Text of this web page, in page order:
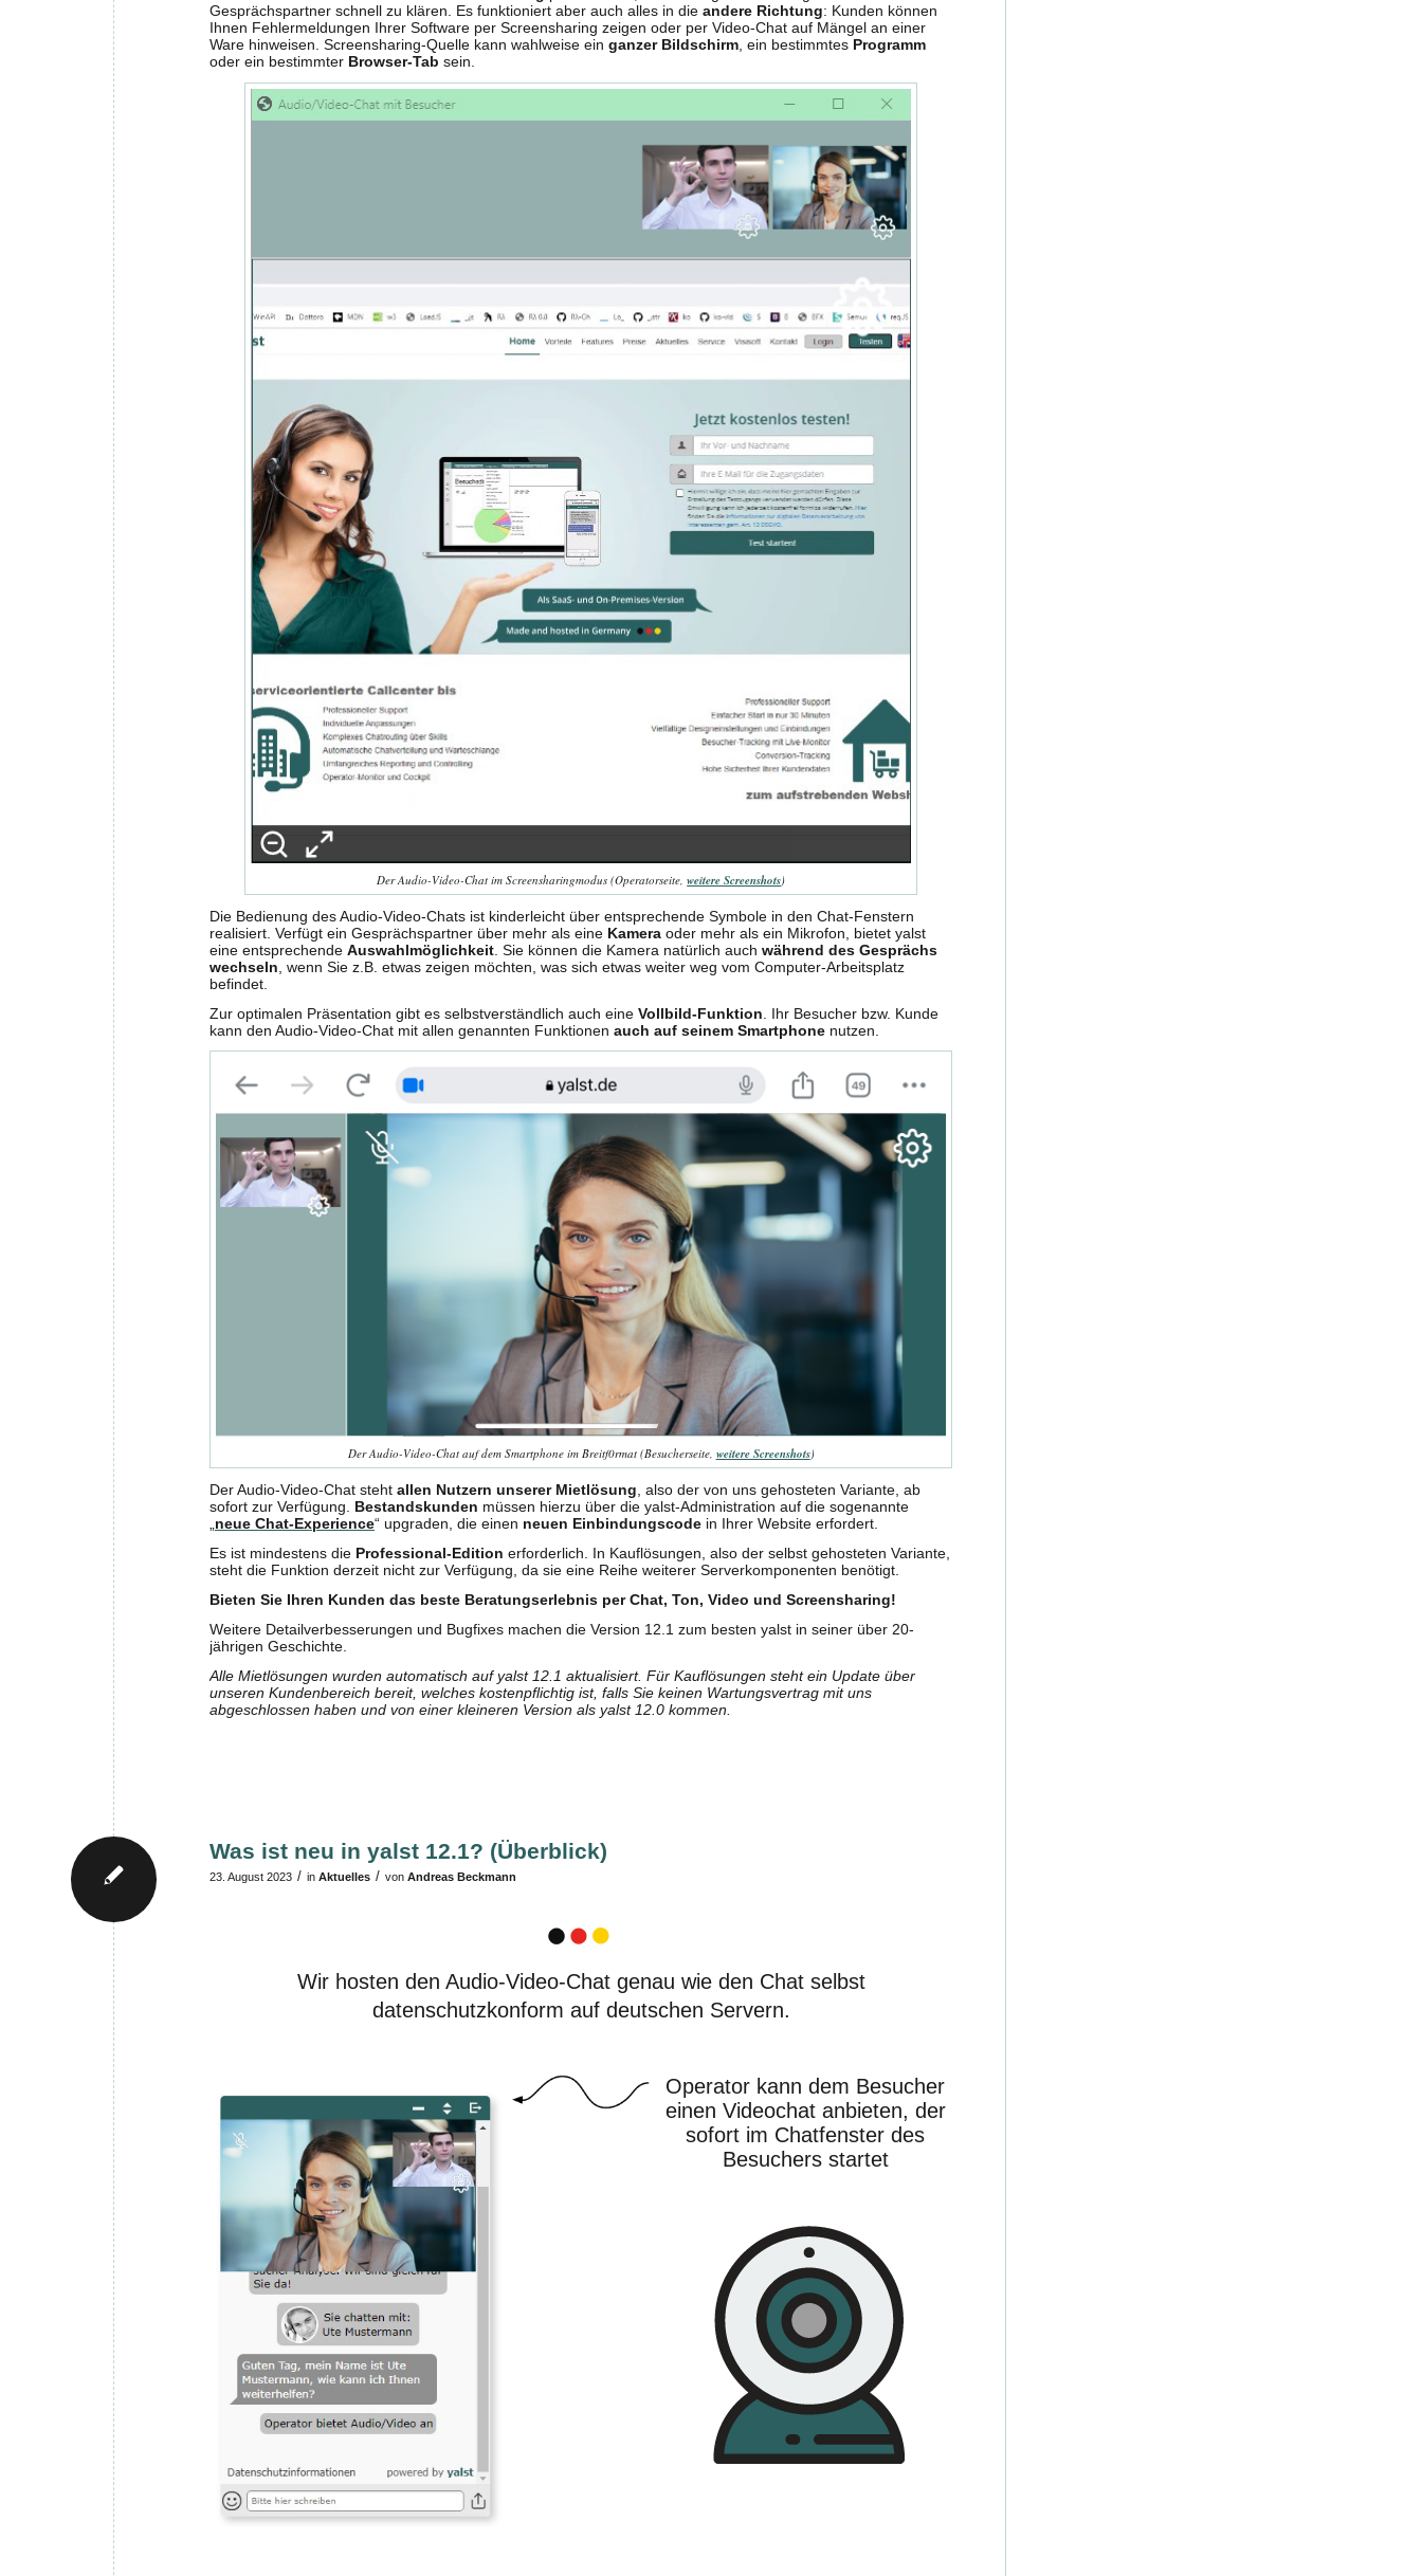
Gesprächspartner schnell zu klären. Es funktioniert aber auch alles in die andere Richtung: Kunden können
Ihnen Fehlermeldungen Ihrer Software per Screensharing zeigen oder per Video-Chat auf Mängel an einer
Ware hinweisen. Screensharing-Quelle kann wahlweise ein ganzer Bildschirm, ein bestimmtes Programm
oder ein bestimmter Browser-Tab sein.
Der Audio-Video-Chat im Screensharingmodus (Operatorseite,weitere Screenshots)
Die Bedienung des Audio-Video-Chats ist kinderleicht über entsprechende Symbole in den Chat-Fenstern
realisiert. Verfügt ein Gesprächspartner über mehr als eine Kamera oder mehr als ein Mikrofon, bietet yalst
eine entsprechende Auswahlmöglichkeit . Sie können die Kamera natürlich auch während des Gesprächs
wechseln , wenn Sie z.B. etwas zeigen möchten, was sich etwas weiter weg vom Computer-Arbeitsplatz
befindet.
Zur optimalen Präsentation gibt es selbstverständlich auch eine Vollbild-Funktion . Ihr Besucher bzw. Kunde
kann den Audio-Video-Chat mit allen genannten Funktionen auch auf seinem Smartphone nutzen.
Der Audio-Video-Chat auf dem Smartphone im Breitf0rmat (Besucherseite, weitere Screenshots)
Der Audio-Video-Chat steht allen Nutzern unserer Mietlösung, also der von uns gehosteten Variante, ab
sofort zur Verfügung. Bestandskunden müssen hierzu über die yalst-Administration auf die sogenannte
„neue Chat-Experience“ upgraden, die einen neuen Einbindungscode in Ihrer Website erfordert.
Es ist mindestens die Professional-Edition erforderlich. In Kauflösungen, also der selbst gehosteten Variante,
steht die Funktion derzeit nicht zur Verfügung, da sie eine Reihe weiterer Serverkomponenten benötigt.
Bieten Sie Ihren Kunden das beste Beratungserlebnis per Chat, Ton, Video und Screensharing!
Weitere Detailverbesserungen und Bugfixes machen die Version 12.1 zum besten yalst in seiner über 20-
jährigen Geschichte.
Alle Mietlösungen wurden automatisch auf yalst 12.1 aktualisiert. Für Kauflösungen steht ein Update über
unseren Kundenbereich bereit, welches kostenpflichtig ist, falls Sie keinen Wartungsvertrag mit uns
abgeschlossen haben und von einer kleineren Version als yalst 12.0 kommen.
Was ist neu in yalst 12.1? (Überblick)
23. August 2023 / in Aktuelles / von Andreas Beckmann
Wir hosten den Audio-Video-Chat genau wie den Chat selbst
datenschutzkonform auf deutschen Servern.
Operator kann dem Besucher
einen Videochat anbieten, der
sofort im Chatfenster des
Besuchers startet